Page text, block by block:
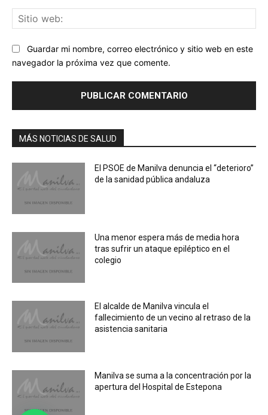
Guardar mi nombre, correo electrónico y sitio web en este
navegador la próxima vez que comente.
MÁS NOTICIAS DE SALUD
El PSOE de Manilva denuncia el “deterioro”
de la sanidad pública andaluza
Una menor espera más de media hora
tras sufrir un ataque epiléptico en el
colegio
El alcalde de Manilva vincula el
fallecimiento de un vecino al retraso de la
asistencia sanitaria
Manilva se suma a la concentración por la
apertura del Hospital de Estepona